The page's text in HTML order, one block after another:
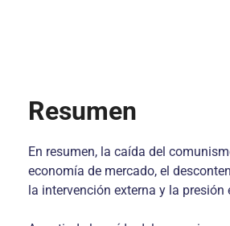
Resumen
En resumen, la caída del
economía de mercado, el
la intervención externa y la